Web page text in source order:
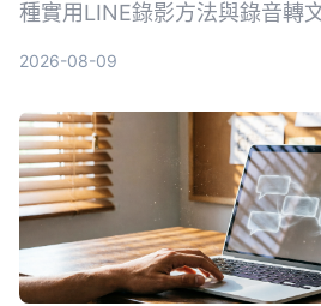
種實用LINE錄影方法與錄音轉
2026-08-09